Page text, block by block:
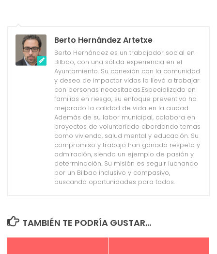
Berto Hernández Artetxe
Berto Hernández es un trabajador social en
Bilbao, con una sólida experiencia en el
Ayuntamiento. Su conexión con la comunidad
y deseo de impactar vidas lo llevó a trabajar
con personas necesitadas.Especializado en
familias en riesgo, su enfoque preventivo ha
mejorado la calidad de vida en la ciudad.
Además de su labor municipal, colabora en
proyectos de voluntariado abordando temas
como vivienda, salud mental y educación. Su
compromiso y trabajo han ganado respeto y
admiración, siendo un ejemplo de pasión y
determinación. Su misión es seguir luchando
por un Bilbao inclusivo y compasivo,
buscando oportunidades para todos.
TAMBIÉN TE PODRÍA GUSTAR...